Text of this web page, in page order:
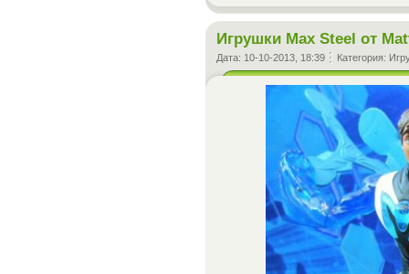
Игрушки Max Steel от
Дата: 10-10-2013, 18:39 Категория: